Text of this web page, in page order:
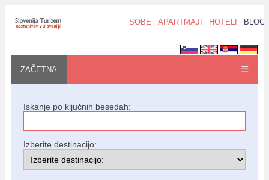
SOBE APARTMAJI HOTELI BLOG
ZAČETNA ☰
Iskanje po ključnih besedah:
Izberite destinacijo: